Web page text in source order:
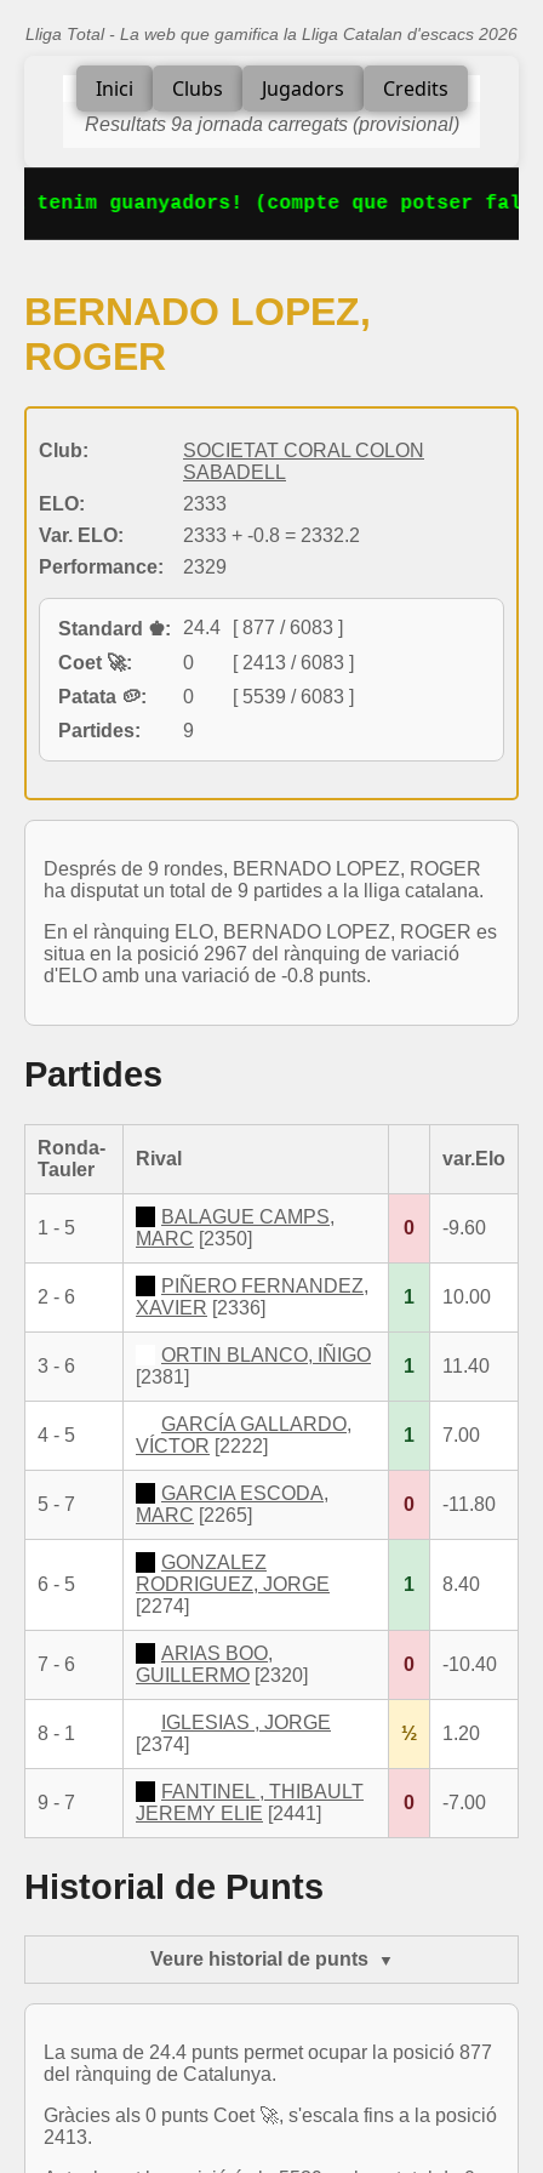
Lliga Total - La web que gamifica la Lliga Catalan d'escacs 2026
Inici Clubs Jugadors Credits
Resultats 9a jornada carregats (provisional)
tenim guanyadors! (compte que potser
BERNADO LOPEZ,
ROGER
Club:
SOCIETAT CORAL COLON
SABADELL
ELO:
2333
Var. ELO:
2333 + -0.8 = 2332.2
Performance:
2329
Standard ♚: 24.4
[ 877 / 6083 ]
Coet 🚀:
0
[ 2413 / 6083 ]
Patata 🥔:
0
[ 5539 / 6083 ]
Partides:
9
Després de 9 rondes, BERNADO LOPEZ, ROGER
ha disputat un total de 9 partides a la lliga catalana.
En el rànquing ELO, BERNADO LOPEZ, ROGER es
situa en la posició 2967 del rànquing de variació
d'ELO amb una variació de -0.8 punts.
Partides
Ronda-
Tauler
Rival var.Elo
1 - 5
BALAGUE CAMPS,
MARC [2350]
0 -9.60
2 - 6
PIÑERO FERNANDEZ,
XAVIER [2336]
1 10.00
3 - 6
ORTIN BLANCO, IÑIGO
[2381]
1 11.40
4 - 5
GARCÍA GALLARDO,
VÍCTOR [2222]
1 7.00
5 - 7
GARCIA ESCODA,
MARC [2265]
0 -11.80
6 - 5
GONZALEZ
RODRIGUEZ, JORGE
[2274]
1 8.40
7 - 6
ARIAS BOO,
GUILLERMO [2320]
0 -10.40
8 - 1
IGLESIAS , JORGE
[2374]
½ 1.20
9 - 7
FANTINEL , THIBAULT
JEREMY ELIE [2441]
0 -7.00
Historial de Punts
Veure historial de punts
La suma de 24.4 punts permet ocupar la posició 877
del rànquing de Catalunya.
Gràcies als 0 punts Coet 🚀, s'escala fins a la posició
2413.